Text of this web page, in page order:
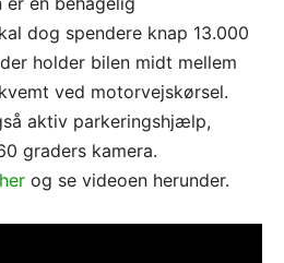
dog spendere knap 13.000
holder bilen midt mellem
ved motorvejskørsel.
aktiv parkeringshjælp,
graders kamera.
og se videoen herunder.